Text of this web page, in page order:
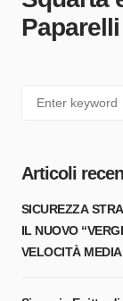
Paparelli
Articoli
SICUREZZA
IL NUOVO
VELOCITÀ MEDIA